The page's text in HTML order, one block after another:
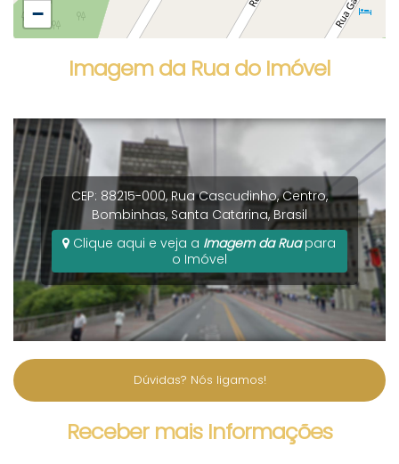
−
Imagem da Rua do Imóvel
CEP: 88215-000,Rua Cascudinho,Centro,
Bombinhas, Santa Catarina,Brasil
Clique aqui e veja a Imagem da Ruapara
o Imóvel
Dúvidas? Nós ligamos!
Receber mais Informações